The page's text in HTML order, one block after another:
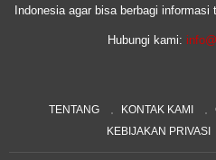
Indonesia agar bisa berbagi
Hubungi kami:
TENTANG KONTAK KAMI
KEBIJAKAN PRIVASI